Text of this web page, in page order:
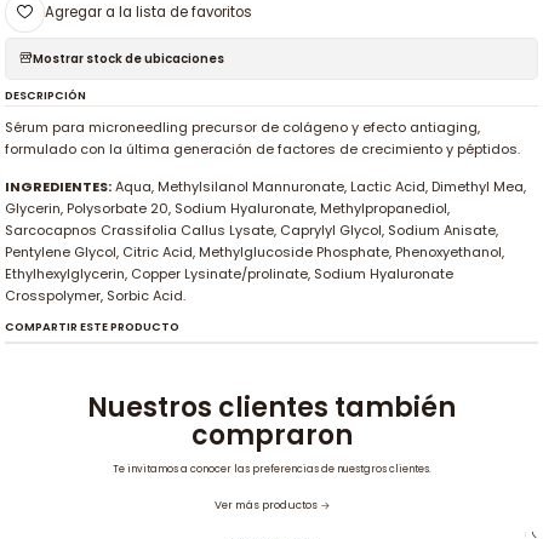
Agregar a la lista de favoritos
Mostrar stock de ubicaciones
DESCRIPCIÓN
Sérum para microneedling precursor de colágeno y efecto antiaging,
formulado con la última generación de factores de crecimiento y péptidos.
INGREDIENTES:Aqua, Methylsilanol Mannuronate, Lactic Acid, Dimethyl Mea,
Glycerin, Polysorbate 20, Sodium Hyaluronate, Methylpropanediol,
Sarcocapnos Crassifolia Callus Lysate, Caprylyl Glycol, Sodium Anisate,
Pentylene Glycol, Citric Acid, Methylglucoside Phosphate, Phenoxyethanol,
Ethylhexylglycerin, Copper Lysinate/prolinate, Sodium Hyaluronate
Crosspolymer, Sorbic Acid.
COMPARTIR ESTE PRODUCTO
Nuestros clientes también
compraron
Te invitamos a conocer las preferencias de nuestgros clientes.
Ver más productos